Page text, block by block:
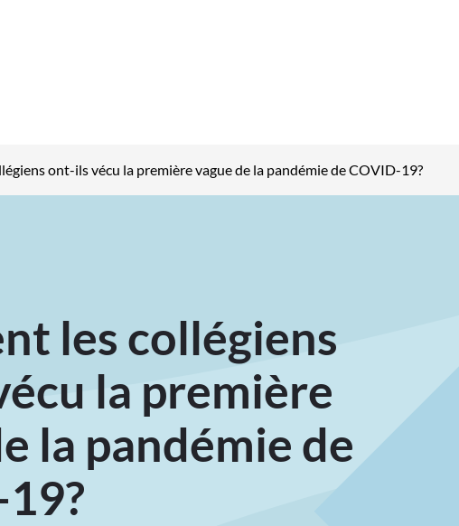
ont-ils vécu la première vague de la pandémie de COVID-19?
les collégiens
la première
la pandémie de